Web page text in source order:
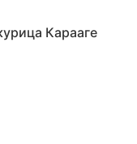
Карааге